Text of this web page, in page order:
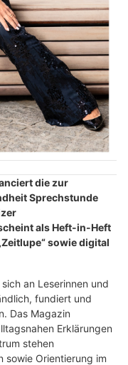
die zur
Sprechstunde
als Heft-in-Heft
sowie digital
an Leserinnen und
fundiert und
Das Magazin
Erklärungen
stehen
sowie Orientierung im